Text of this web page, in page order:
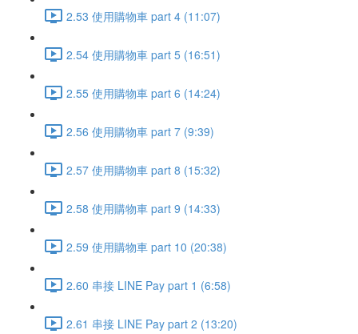
2.53 使用購物車 part 4 (11:07)
2.54 使用購物車 part 5 (16:51)
2.55 使用購物車 part 6 (14:24)
2.56 使用購物車 part 7 (9:39)
2.57 使用購物車 part 8 (15:32)
2.58 使用購物車 part 9 (14:33)
2.59 使用購物車 part 10 (20:38)
2.60 串接 LINE Pay part 1 (6:58)
2.61 串接 LINE Pay part 2 (13:20)